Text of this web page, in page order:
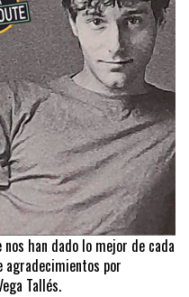
han dado lo mejor de cada
agradecimientos por
Tallés.